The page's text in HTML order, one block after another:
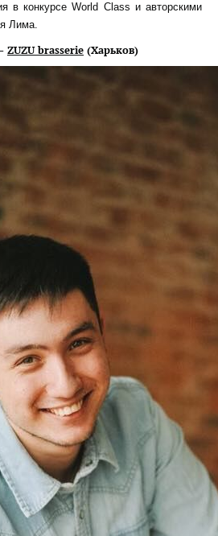
в конкурсе World Class и авторскими
Лима.
ZUZU brasserie (Харьков)